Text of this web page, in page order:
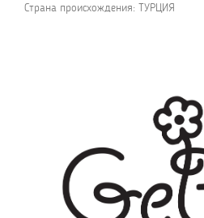
Страна происхождения: ТУРЦИЯ